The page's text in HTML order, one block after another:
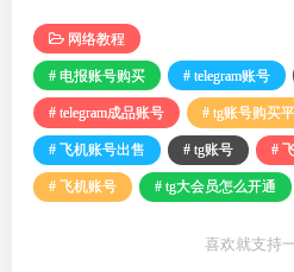
网络教程
# 电报账号购买 # telegram账号
# telegram成品账号 # tg账号购买
# 飞机账号出售 # tg账号 #
# 飞机账号 # tg大会员怎么开通
喜欢就支持